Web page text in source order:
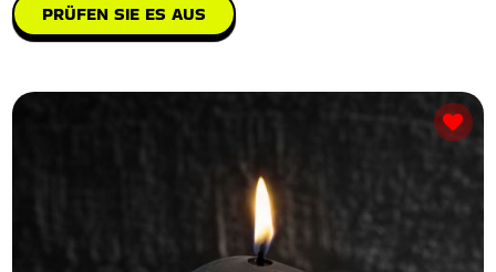
PRÜFEN SIE ES AUS